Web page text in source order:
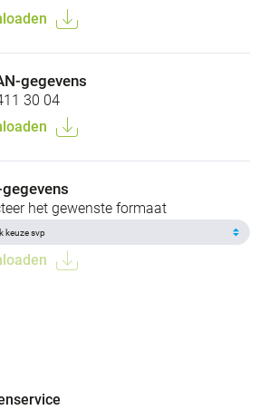
gegevens
30 04
gegevens
het gewenste formaat